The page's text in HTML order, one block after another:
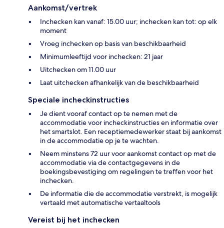
Aankomst/vertrek
Inchecken kan vanaf: 15.00 uur; inchecken kan tot: op elk
moment
Vroeg inchecken op basis van beschikbaarheid
Minimumleeftijd voor inchecken: 21 jaar
Uitchecken om 11.00 uur
Laat uitchecken afhankelijk van de beschikbaarheid
Speciale incheckinstructies
Je dient vooraf contact op te nemen met de
accommodatie voor incheckinstructies en informatie over
het smartslot. Een receptiemedewerker staat bij aankomst
in de accommodatie op je te wachten.
Neem minstens 72 uur voor aankomst contact op met de
accommodatie via de contactgegevens in de
boekingsbevestiging om regelingen te treffen voor het
inchecken.
De informatie die de accommodatie verstrekt, is mogelijk
vertaald met automatische vertaaltools
Vereist bij het inchecken